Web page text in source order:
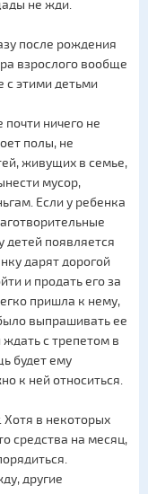
не жди.
после рождения
взрослого вообще
с этими детьми
ничего не
полы, не
живущих в семье,
мусор,
Если у ребенка
детей появляется
дарят дорогой
и продать его за
пришла к нему,
выпрашивать ее
ждать с трепетом в
будет ему
к ней относиться.
Хотя в некоторых
средства на месяц,
другие